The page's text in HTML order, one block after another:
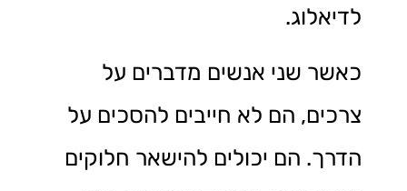
לדיאלוג.
כאשר שני אנשים מדברים על
צרכים, הם לא חייבים להסכים על
הדרך. הם יכולים להישאר חלוקים